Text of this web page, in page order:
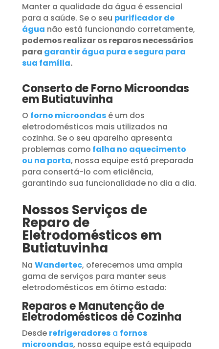
Manter a qualidade da água é essencial
para a saúde. Se o seu purificador de
água não está funcionando corretamente,
podemos realizar os reparos necessários
para garantir água pura e segura para
sua família.
Conserto de Forno Microondas
em Butiatuvinha
O forno microondasé um dos
eletrodomésticos mais utilizados na
cozinha. Se o seu aparelho apresenta
problemas como falha no aquecimento
ou na porta, nossa equipe está preparada
para consertá-lo com eficiência,
garantindo sua funcionalidade no dia a dia.
Nossos Serviços de
Reparo de
Eletrodomésticos em
Butiatuvinha
Na Wandertec, oferecemos uma ampla
gama de serviços para manter seus
eletrodomésticos em ótimo estado:
Reparos e Manutenção de
Eletrodomésticos de Cozinha
Desde refrigeradoresa fornos
microondas, nossa equipe está equipada